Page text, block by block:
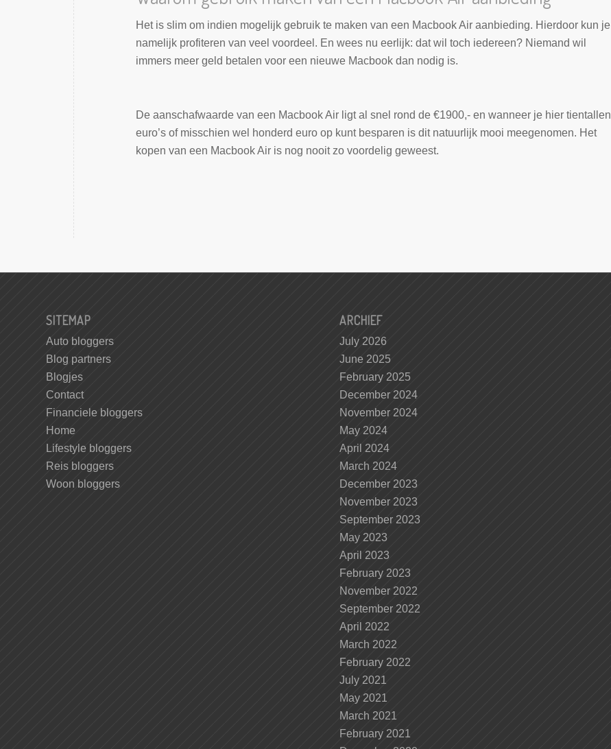
Het is slim om indien mogelijk gebruik te maken van een Macbook Air aanbieding. Hierdoor kun je
namelijk profiteren van veel voordeel. En wees nu eerlijk: dat wil toch iedereen? Niemand wil
immers meer geld betalen voor een nieuwe Macbook dan nodig is.
De aanschafwaarde van een Macbook Air ligt al snel rond de €1900,- en wanneer je hier tientallen
euro’s of misschien wel honderd euro op kunt besparen is dit natuurlijk mooi meegenomen. Het
kopen van een Macbook Air is nog nooit zo voordelig geweest.
SITEMAP
Auto bloggers
Blog partners
Blogjes
Contact
Financiele bloggers
Home
Lifestyle bloggers
Reis bloggers
Woon bloggers
ARCHIEF
July 2026
June 2025
February 2025
December 2024
November 2024
May 2024
April 2024
March 2024
December 2023
November 2023
September 2023
May 2023
April 2023
February 2023
November 2022
September 2022
April 2022
March 2022
February 2022
July 2021
May 2021
March 2021
February 2021